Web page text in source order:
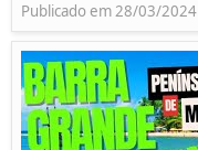
Publicado em 28/03/2024